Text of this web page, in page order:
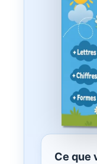
Ce que